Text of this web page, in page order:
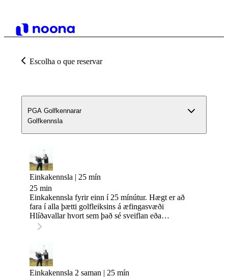
Escolha o que reservar
PGA Golfkennarar
Golfkennsla
Einkakennsla | 25 mín
25 min
Einkakennsla fyrir einn í 25 mínútur. Hægt er að
fara í alla þætti golfleiksins á æfingasvæði
Hlíðavallar hvort sem það sé sveiflan eða
stuttaspilið.
Einkakennsla 2 saman | 25 mín